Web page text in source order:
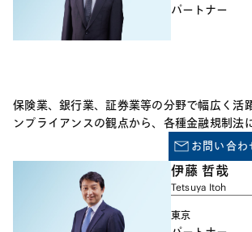
パートナー
保険業、銀行業、証券業等の分野で幅広く活
ンプライアンスの観点から、各種金融規制法
ル・アドバイスを提供するとともに、保険会
のM&Aを成功に導いた数多くの実績がありま
取扱分野には、次のようなものが含まれます。 (a) 外国保険業者
の日本進出案件（子会社・支店の開設、JV
得） (b) 包括移転、株式譲渡等を通じた保険
お問い合わ
伊藤 哲哉
Tetsuya Itoh
東京